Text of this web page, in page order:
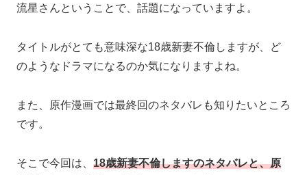
流星さんということで、話題になっていますよ。
タイトルがとても意味深な18歳新妻不倫しますが、ど
のようなドラマになるのか気になりますよね。
また、原作漫画では最終回のネタバレも知りたいところ
です。
そこで今回は、 18歳新妻不倫しますのネタバレと、原